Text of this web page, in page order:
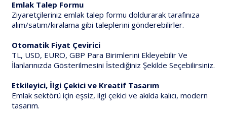
Emlak Talep Formu
Ziyaretçileriniz emlak talep formu doldurarak tarafınıza
alım/satım/kiralama gibi taleplerini gönderebilirler.
Otomatik Fiyat Çevirici
TL, USD, EURO, GBP Para Birimlerini Ekleyebilir Ve
İlanlarınızda Gösterilmesini İstediğiniz Şekilde Seçebilirsiniz.
Etkileyici, İlgi Çekici ve Kreatif Tasarım
Emlak sektörü için eşsiz, ilgi çekici ve akılda kalıcı, modern
tasarım.